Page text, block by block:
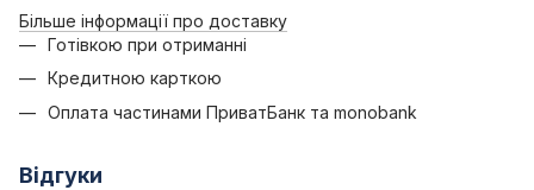
Більше інформації про доставку
Готівкою при отриманні
Кредитною карткою
Оплата частинами ПриватБанк та monobank
Відгуки